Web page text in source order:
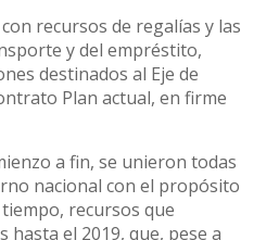
recursos de regalías y las
y del empréstito,
destinados al Eje de
Plan actual, en firme
a fin, se unieron todas
nacional con el propósito
recursos que
hasta el 2019, que, pese a